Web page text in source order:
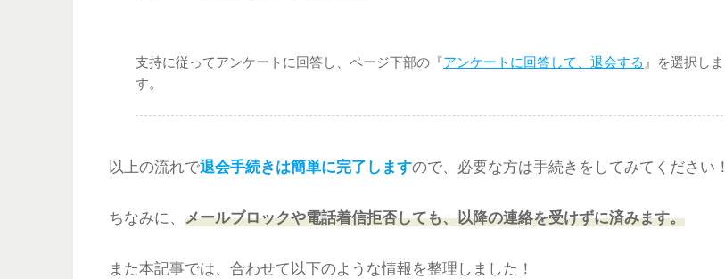
支持に従ってアンケートに回答し、ページ下部の『アンケートに回答して、退会する 』を選択しま
す。
以上の流れで退会手続きは簡単に完了しますので、必要な方は手続きをしてみてください！
ちなみに、 メールブロックや電話着信拒否しても、以降の連絡を受けずに済みます。
また本記事では、合わせて以下のような情報を整理しました！